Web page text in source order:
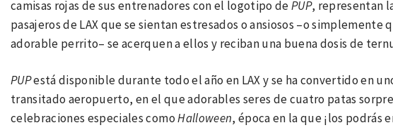
camisas rojas de sus entrenadores con el logotipo dePUP, representan
pasajeros de LAX que se sientan estresados o ansiosos –o simplemente
adorable perrito– se acerquen a ellos y reciban una buena dosis de
PUPestá disponible durante todo el año en LAX y se ha convertido en
transitado aeropuerto, en el que adorables seres de cuatro patas
celebraciones especiales comoHalloween, época en la que ¡los podrás